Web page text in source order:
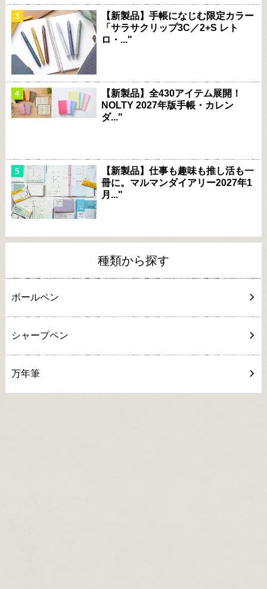
【新製品】手帳になじむ限定カラー
「サラサクリップ3C／2+S レト
ロ・..."
【新製品】全430アイテム展開！
NOLTY 2027年版手帳・カレン
ダ..."
【新製品】仕事も趣味も推し活も一
冊に。マルマンダイアリー2027年1
月..."
種類から探す
ボールペン
シャープペン
万年筆